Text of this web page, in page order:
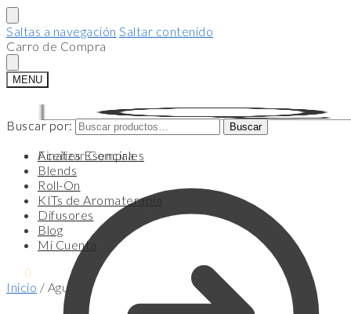
Saltas a navegación Saltar contenido
Carro de Compra
MENU
Buscar por: Buscar
Finalizar Compra
Buscar por: Buscar
Aceites Esenciales
Blends
Roll-On
KITs de Aromaterapia
Difusores
Blog
Mi Cuenta
0
Inicio / Agujas